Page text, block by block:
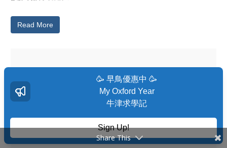
Read More
🥳 早鳥優惠中 🥳
My Oxford Year
牛津求學記
Sign Up!
Share This